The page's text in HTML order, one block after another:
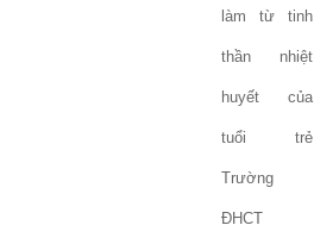
làm từ tinh
thần nhiệt
huyết của
tuổi trẻ
Trường
ĐHCT